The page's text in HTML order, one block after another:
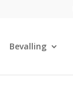
Bevalling